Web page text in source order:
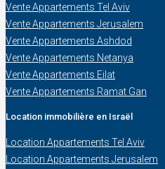
Vente Appartements Tel Aviv
Vente Appartements Jerusalem
Vente Appartements Ashdod
Vente Appartements Netanya
Vente Appartements Eilat
Vente Appartements Ramat Gan
Location immobilière en Israël
Location Appartements Tel Aviv
Location Appartements Jerusalem